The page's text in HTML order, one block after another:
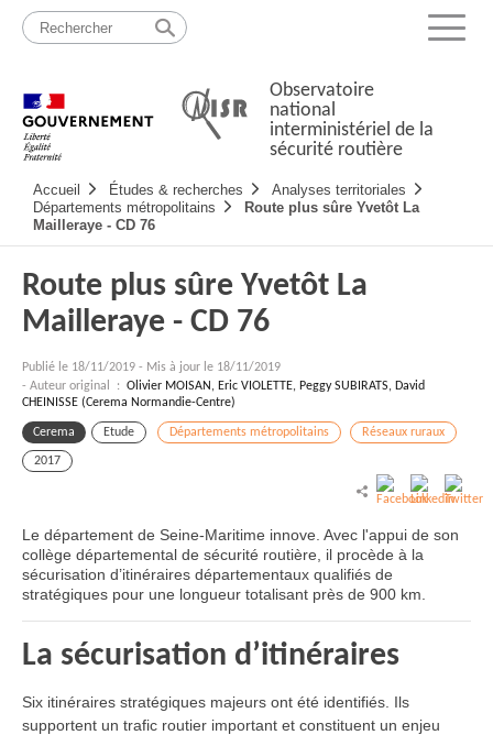
Passer
contenu
Menu
Observatoire
national
interministériel de la
sécurité routière
principale
Accueil Études & recherches
Analyses territoriales
Départements métropolitains
Route plus sûre Yvetôt La
Mailleraye - CD 76
Route plus sûre Yvetôt La
Mailleraye - CD 76
Publié le 18/11/2019 - Mis à jour le 18/11/2019
- Auteur original : Olivier MOISAN, Eric VIOLETTE, Peggy SUBIRATS, David
CHEINISSE (Cerema Normandie-Centre)
Cerema Etude Départements métropolitains Réseaux ruraux
2017
Le département de Seine-Maritime innove. Avec l'appui de son
collège départemental de sécurité routière, il procède à la
sécurisation d’itinéraires départementaux qualifiés de
stratégiques pour une longueur totalisant près de 900 km.
La sécurisation d’itinéraires
Six itinéraires stratégiques majeurs ont été identifiés. Ils
supportent un trafic routier important et constituent un enjeu